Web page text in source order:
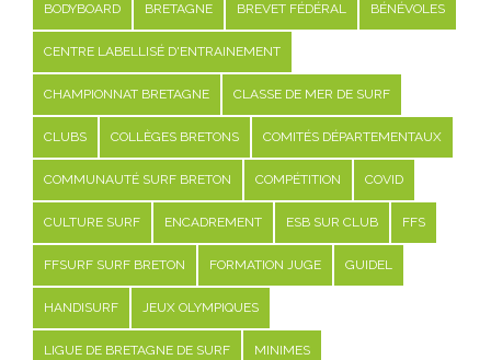
BODYBOARD BRETAGNE BREVET FÉDÉRAL BÉNÉVOLES
CENTRE LABELLISÉ D'ENTRAINEMENT
CHAMPIONNAT BRETAGNE CLASSE DE MER DE SURF
CLUBS COLLÈGES BRETONS COMITÉS DÉPARTEMENTAUX
COMMUNAUTÉ SURF BRETON COMPÉTITION COVID
CULTURE SURF ENCADREMENT ESB SUR CLUB FFS
FFSURF SURF BRETON FORMATION JUGE GUIDEL
HANDISURF JEUX OLYMPIQUES
LIGUE DE BRETAGNE DE SURF MINIMES